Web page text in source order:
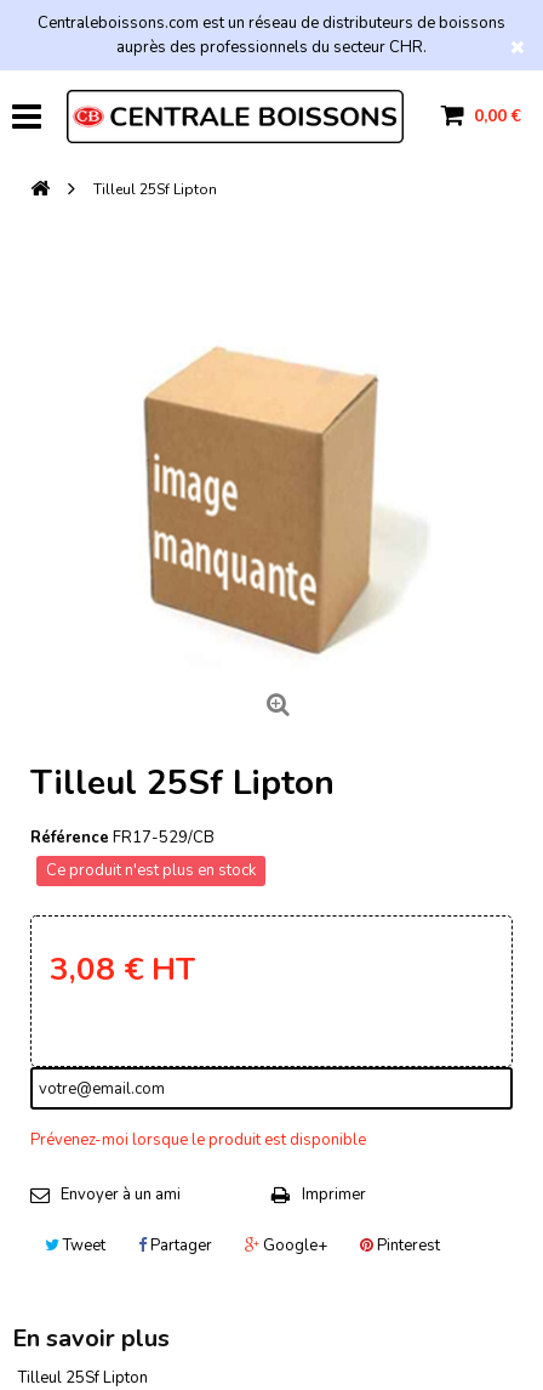
Centraleboissons.com est un réseau de distributeurs de boissons
auprès des professionnels du secteur CHR.
0,00 €
Tilleul 25Sf Lipton
Tilleul 25Sf Lipton
Référence FR17-529/CB
Ce produit n'est plus en stock
3,08 € HT
Prévenez-moi lorsque le produit est disponible
Envoyer à un ami Imprimer
Tweet Partager Google+ Pinterest
En savoir plus
Tilleul 25Sf Lipton